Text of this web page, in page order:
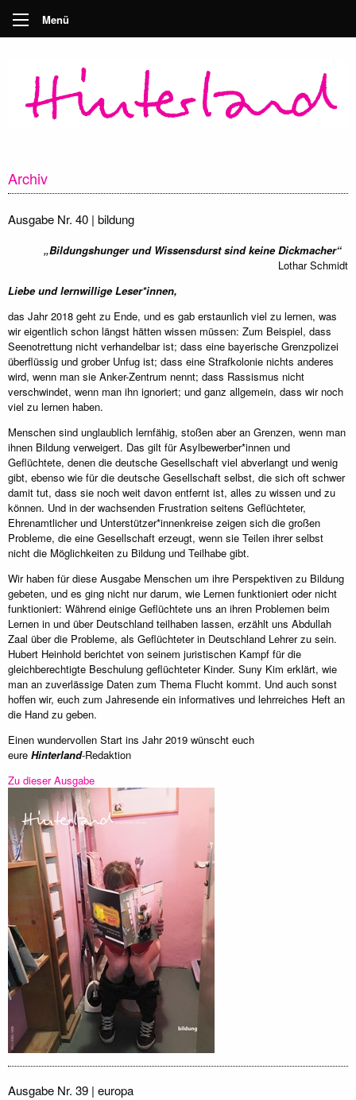
Menü
Archiv
Ausgabe Nr. 40 | bildung
„Bildungshunger und Wissensdurst sind keine Dickmacher“
Lothar Schmidt
Liebe und lernwillige Leser*innen,
das Jahr 2018 geht zu Ende, und es gab erstaunlich viel zu lernen, was
wir eigentlich schon längst hätten wissen müssen: Zum Beispiel, dass
Seenotrettung nicht verhandelbar ist; dass eine bayerische Grenzpolizei
überflüssig und grober Unfug ist; dass eine Strafkolonie nichts anderes
wird, wenn man sie Anker-Zentrum nennt; dass Rassismus nicht
verschwindet, wenn man ihn ignoriert; und ganz allgemein, dass wir noch
viel zu lernen haben.
Menschen sind unglaublich lernfähig, stoßen aber an Grenzen, wenn man
ihnen Bildung verweigert. Das gilt für Asylbewerber*innen und
Geflüchtete, denen die deutsche Gesellschaft viel abverlangt und wenig
gibt, ebenso wie für die deutsche Gesellschaft selbst, die sich oft schwer
damit tut, dass sie noch weit davon entfernt ist, alles zu wissen und zu
können. Und in der wachsenden Frustration seitens Geflüchteter,
Ehrenamtlicher und Unterstützer*innenkreise zeigen sich die großen
Probleme, die eine Gesellschaft erzeugt, wenn sie Teilen ihrer selbst
nicht die Möglichkeiten zu Bildung und Teilhabe gibt.
Wir haben für diese Ausgabe Menschen um ihre Perspektiven zu Bildung
gebeten, und es ging nicht nur darum, wie Lernen funktioniert oder nicht
funktioniert: Während einige Geflüchtete uns an ihren Problemen beim
Lernen in und über Deutschland teilhaben lassen, erzählt uns Abdullah
Zaal über die Probleme, als Geflüchteter in Deutschland Lehrer zu sein.
Hubert Heinhold berichtet von seinem juristischen Kampf für die
gleichberechtigte Beschulung geflüchteter Kinder. Suny Kim erklärt, wie
man an zuverlässige Daten zum Thema Flucht kommt. Und auch sonst
hoffen wir, euch zum Jahresende ein informatives und lehrreiches Heft an
die Hand zu geben.
Einen wundervollen Start ins Jahr 2019 wünscht euch
eure Hinterland-Redaktion
Zu dieser Ausgabe
Ausgabe Nr. 39 | europa